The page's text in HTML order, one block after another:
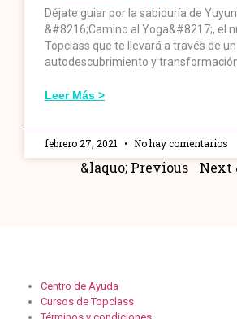
Déjate guiar por la sabiduría de
&#8216;Camino al Yoga&#8217;, el
Topclass que te llevará a través de
autodescubrimiento y
Leer Más >
febrero 27, 2021 No hay comentarios
&laquo; Previous Next
Centro de Ayuda
Cursos de Topclass